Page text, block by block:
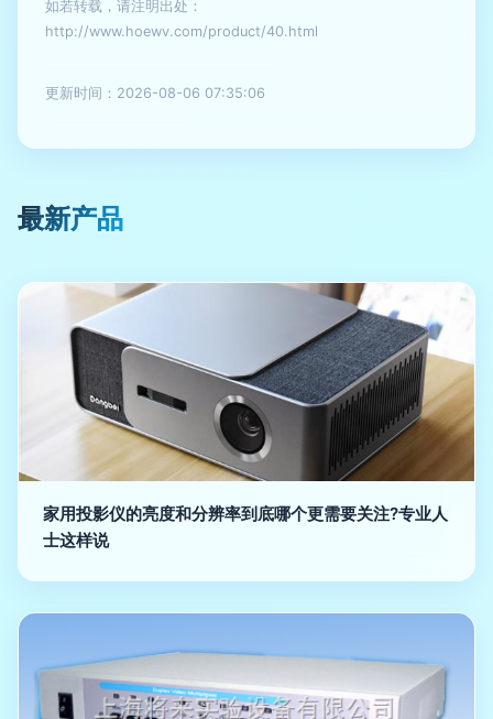
如若转载，请注明出处：
http://www.hoewv.com/product/40.html
更新时间：2026-08-06 07:35:06
最新产品
家用投影仪的亮度和分辨率到底哪个更需要关注?专业人
士这样说